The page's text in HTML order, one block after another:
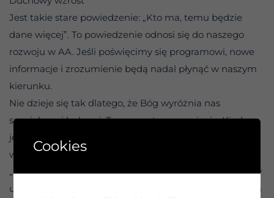
Jest takie stare powiedzenie: „Kto ma, temu będzie
dane więcej”. To powiedzenie odnosi się do naszego
rozwoju w AA. Jeśli poświęcimy się programowi, nowe
informacje i zrozumienie będą nadal płynąć w naszym
kierunku.
Nie dzieje się tak dlatego, że Bóg wyróżnia nas
specjalnymi łaskami. To po prostu prawo życia. Kiedy
jesteśmy zainteresowani jakimś tematem, znajdujemy
więcej wiedzy, która przychodzi do nas niemal
„znienacka”, gdy nadal jej szukamy. To prawie tak, jakby
ukryte siły gromadziły pomysły i popychały je w naszym
Cookies